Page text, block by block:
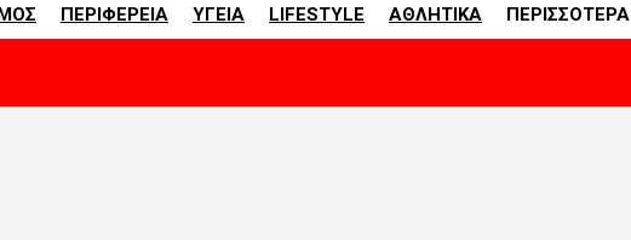
ΠΕΡΙΦΕΡΕΙΑ ΥΓΕΙΑ LIFESTYLE ΑΘΛΗΤΙΚΑ ΠΕΡΙΣΣΟΤΕΡΑ